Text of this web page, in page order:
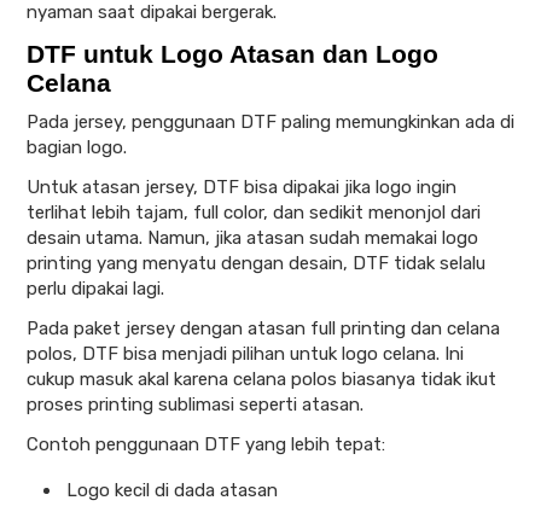
nyaman saat dipakai bergerak.
DTF untuk Logo Atasan dan Logo
Celana
Pada jersey, penggunaan DTF paling memungkinkan ada di
bagian logo.
Untuk atasan jersey, DTF bisa dipakai jika logo ingin
terlihat lebih tajam, full color, dan sedikit menonjol dari
desain utama. Namun, jika atasan sudah memakai logo
printing yang menyatu dengan desain, DTF tidak selalu
perlu dipakai lagi.
Pada paket jersey dengan atasan full printing dan celana
polos, DTF bisa menjadi pilihan untuk logo celana. Ini
cukup masuk akal karena celana polos biasanya tidak ikut
proses printing sublimasi seperti atasan.
Contoh penggunaan DTF yang lebih tepat:
Logo kecil di dada atasan